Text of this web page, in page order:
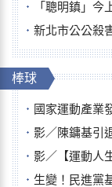
「聰明鎮」今
新北市公公殺害
棒球
國家運動產業
影／陳鏞基引
影／【運動人生】
生變！民進黨基